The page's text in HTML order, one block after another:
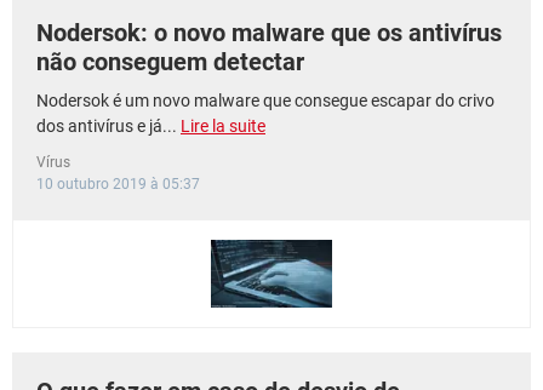
Nodersok: o novo malware que os antivírus
não conseguem detectar
Nodersok é um novo malware que consegue escapar do crivo
dos antivírus e já... Lire la suite
Vírus
10 outubro 2019 à 05:37